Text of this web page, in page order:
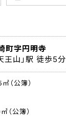
町字円明寺
王山」駅 徒歩5分
（公簿）
（公簿）